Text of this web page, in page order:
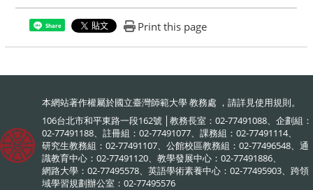
Share Print this page
本網站著作權屬於國立臺灣師範大學 教務處 ，請詳見使用規則。
106台北市和平東路一段162號 │教務長室：02-77491088、企劃組：
02-77491188、註冊組：02-77491077、課務組：02-77491114、
研究生教務組：02-77491107、公館校區教務組：02-77496548、通
識教育中心：02-77491120、教學發展中心：02-77491886、
網路大學：02-77495578、英語學術素養中心：02-77495903、跨領
域學習規劃辦公室：02-77495576